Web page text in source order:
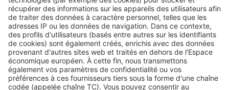
Image
Vivre à...
S'installer à Tournefeuille : les
quartiers à découvrir
Pagination